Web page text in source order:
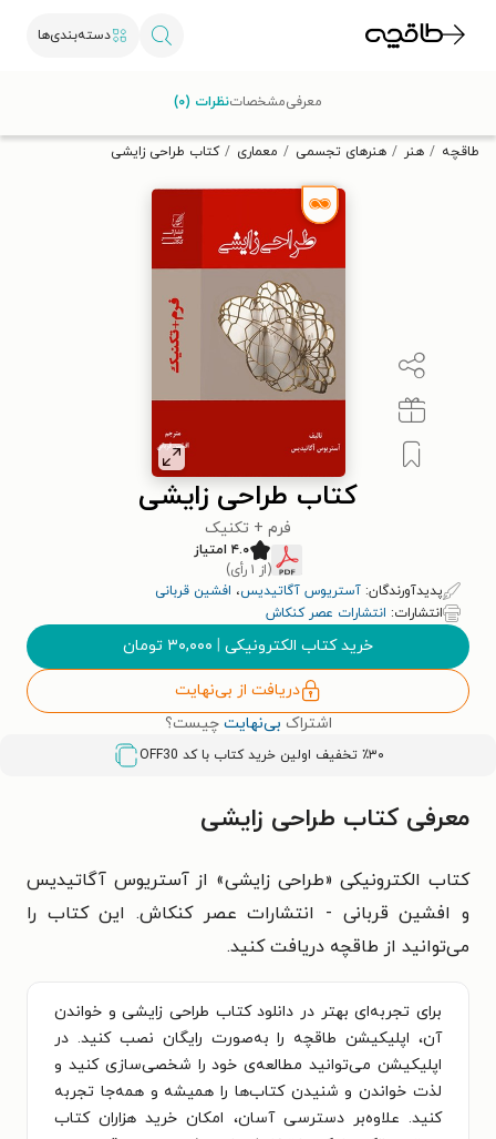
دسته‌بندی‌ها
تخفیف از طاقچه دریافت کن.
طاقچه هنر هنرهای تجسمی معماری کتاب طراحی زایشی
کتاب طراحی زایشی
فرم + تکنیک
۴.۰ امتیاز
(از ۱ رأی)
پدیدآورندگان: آستریوس آگاتیدیس، افشین قربانی
انتشارات: انتشارات عصر کنکاش
خرید کتاب الکترونیکی | ۳۰,۰۰۰ تومان
دریافت از بی‌نهایت
اشتراک بی‌نهایت چیست؟
٪۳۰ تخفیف اولین خرید کتاب با کد OFF30
معرفیمشخصاتنظرات (۰)
معرفی کتاب طراحی زایشی
کتاب الکترونیکی «طراحی زایشی» از آستریوس آگاتیدیس
و افشین قربانی - انتشارات عصر کنکاش. این کتاب را
می‌توانید از طاقچه دریافت کنید.
برای تجربه‌ای بهتر در دانلود کتاب طراحی زایشی و خواندن
آن، اپلیکیشن طاقچه را به‌صورت رایگان نصب کنید. در
اپلیکیشن می‌توانید مطالعه‌ی خود را شخصی‌سازی کنید و
لذت خواندن و شنیدن کتاب‌ها را همیشه و همه‌جا تجربه
کنید. علاوه‌بر دسترسی آسان، امکان خرید هزاران کتاب